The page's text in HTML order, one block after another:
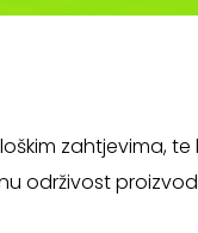
zahtjevima, te
održivost